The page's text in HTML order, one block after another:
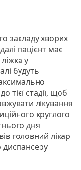
закладу хворих
пацієнт має
у
будуть
тієї стадії, щоб
лікування
круглого
дня
головний лікар
диспансеру